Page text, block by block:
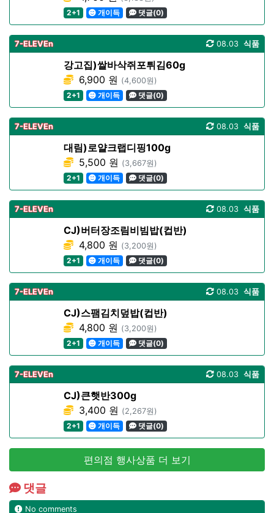
2+1
개이득 댓글(0)
7-ELEVEn 식품
08.03
강고집)쌀바삭쥐포튀김60g
6,900 원 (4,600원)
2+1
개이득 댓글(0)
7-ELEVEn 식품
08.03
대림)로얄크랩디핑100g
5,500 원 (3,667원)
2+1
개이득 댓글(0)
7-ELEVEn 식품
08.03
CJ)버터장조림비빔밥(컵반)
4,800 원 (3,200원)
2+1
개이득 댓글(0)
7-ELEVEn 식품
08.03
CJ)스팸김치덮밥(컵반)
4,800 원 (3,200원)
2+1
개이득 댓글(0)
7-ELEVEn 식품
08.03
CJ)큰햇반300g
3,400 원 (2,267원)
2+1
개이득 댓글(0)
편의점 행사상품 더 보기
댓글
No comments